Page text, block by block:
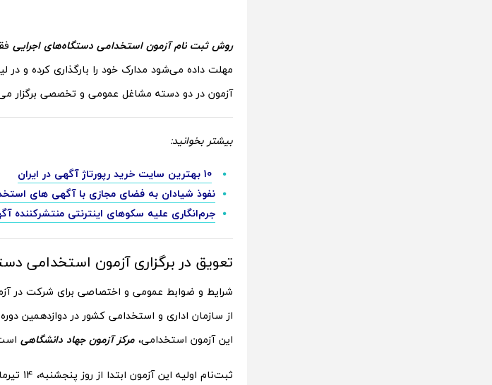
روش ثبت‌ نام آزمون استخدامی دستگاه‌های اجرایی
مهلت داده می‌شود مدارک خود را بارگذاری کرده و
آزمون در دو دسته مشاغل عمومی و تخصصی برگزار
بیشتر بخوانید:
10 بهترین سایت خرید رپورتاژ آگهی در ایران
نفوذ شیادان به فضای مجازی با آگهی های
جرم‌انگاری علیه سکوهای اینترنتی
تعویق در برگزاری آزمون استخدامی
از سازمان اداری و استخدامی کشور در دوازدهمین
این آزمون استخدامی، مرکز آزمون جهاد دانشگاهی